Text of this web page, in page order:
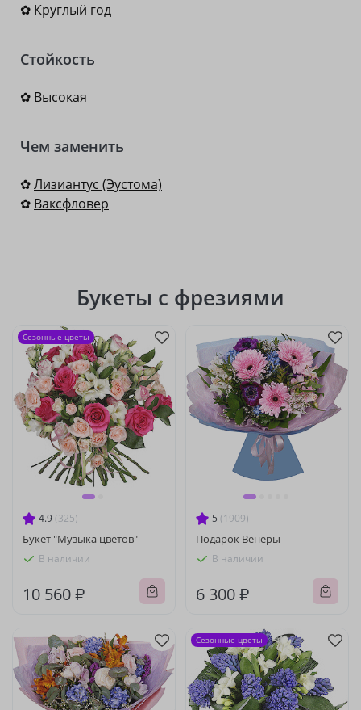
✿ Круглый год
Стойкость
✿ Высокая
Чем заменить
✿Лизиантус (Эустома)
✿ Ваксфловер
Букеты с фрезиями
4.9 (325)
Букет "Музыка цветов"
В наличии
10 560 ₽
Сезонные цветы
5 (1909)
Подарок Венеры
В наличии
6 300 ₽
Сезонные цветы